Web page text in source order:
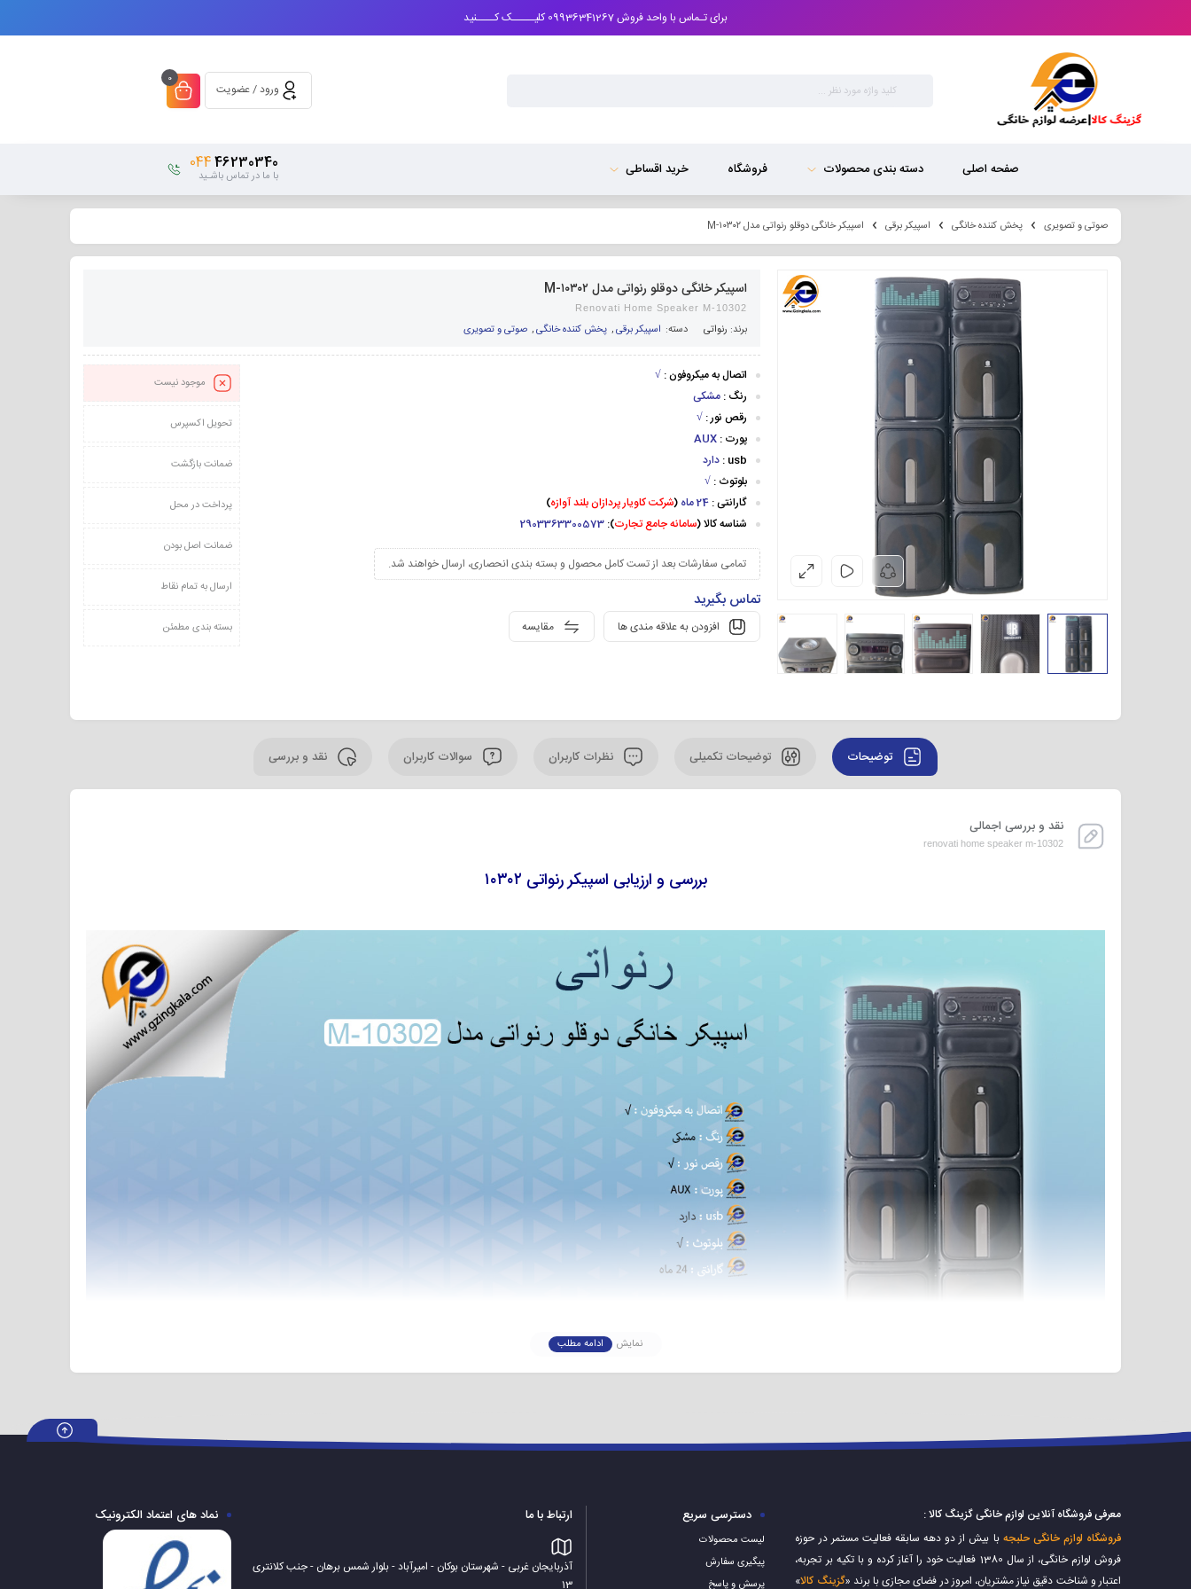
برای تـماس با واحد فروش 09936341267 کلیـــــک کــــنید
ورود / عضویت
0
صفحه اصلی دسته بندی محصولات فروشگاه خرید اقساطی 46230340
044
با ما در تماس باشـید
صوتی و تصویری پخش کننده خانگی اسپیکر برقی اسپیکر خانگی دوقلو رنواتی مدل M-۱۰۳۰۲
اسپیکر خانگی دوقلو رنواتی مدل M-۱۰۳۰۲
Renovati Home Speaker M-10302
برند: رنواتی دسته: اسپیکر برقی, پخش کننده خانگی, صوتی و تصویری
اتصال به میکروفون : √
رنگ : مشکی
رقص نور : √
پورت : AUX
usb : دارد
بلوتوث : √
گارانتی : 24 ماه (شرکت کاویار پردازان بلند آوازه)
شناسه کالا (سامانه جامع تجارت):
2903363300573
تمامی سفارشات بعد از تست کامل محصول و بسته بندی انحصاری، ارسال خواهند شد.
تماس بگیرید
مقایسه افزودن به علاقه مندی ها
موجود نیست
تحویل اکسپرس
ضمانت بازگشت
پرداخت در محل
ضمانت اصل بودن
ارسال به تمام نقاط
بسته بندی مطمئن
توضیحات توضیحات تکمیلی نظرات کاربران سوالات کاربران نقد و بررسی
نقد و بررسی اجمالی
renovati home speaker m-10302
بررسی و ارزیابی اسپیکر رنواتی ۱۰۳۰۲
اسپیکر رنواتی ۱۰۳۰۲ از مدل باند های خانگی و دوقلو شرکت renovati است که با قابلیت های بسیار کارآمد و قیمت خرید ویژه ای به بازار عرضه می گردد. این دستگاه با ترکیبی هوشمندانه از ساب ووفر های قوی،
با فروشگاه گزینگ کالا همراه شوید.
مشخصات باند خانگی رنواتی مدل m10302
موراد زیر از اصلی ترین مشخصات اسپیکر دوقلو رنواتی مدل ۱۰۳۰۲ هستند که بر روی عملکرد و میزان کیفیت آن تاثیر به سزایی دارند:
نمایش ادامه مطلب
معرفی فروشگاه آنلاین لوازم خانگی گزینگ کالا :
فروشگاه لوازم خانگی حلبجه با بیش از دو دهه سابقه فعالیت مستمر در حوزه
فروش لوازم خانگی، از سال 1380 فعالیت خود را آغاز کرده و با تکیه بر تجربه،
اعتبار و شناخت دقیق نیاز مشتریان، امروز در فضای مجازی با برند «گزینگ کالا»
دسترسی سریع
لیست محصولات
پیگیری سفارش
پرسش و پاسخ
ارتباط با ما
آذربایجان غربی - شهرستان بوکان - امیرآباد - بلوار شمس برهان - جنب کلانتری
13
نماد های اعتماد الکترونیک